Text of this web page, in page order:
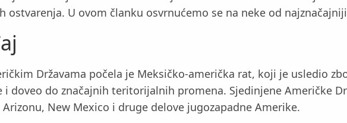
U ovom članku osvrnućemo se na neke od
Državama počela je Meksičko-američka rat, koji je usledio
doveo do značajnih teritorijalnih promena. Sjedinjene Američke
New Mexico i druge delove jugozapadne Amerike.